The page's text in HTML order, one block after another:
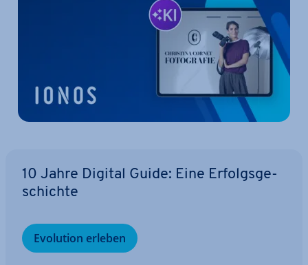
10 Jahre Digital Guide: Eine Er­folgs­ge­
schich­te
Evolution erleben